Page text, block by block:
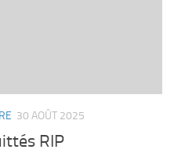
30 AOÛT 2025
RIP